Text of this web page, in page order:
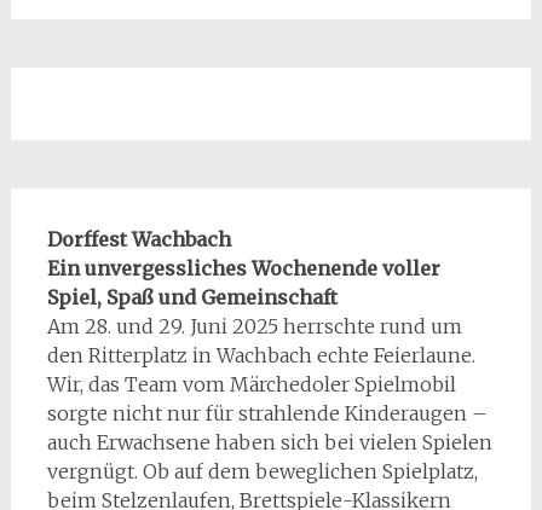
Dorffest Wachbach
Ein unvergessliches Wochenende voller
Spiel, Spaß und Gemeinschaft
Am 28. und 29. Juni 2025 herrschte rund um
den Ritterplatz in Wachbach echte Feierlaune.
Wir, das Team vom Märchedoler Spielmobil
sorgte nicht nur für strahlende Kinderaugen –
auch Erwachsene haben sich bei vielen Spielen
vergnügt. Ob auf dem beweglichen Spielplatz,
beim Stelzenlaufen, Brettspiele-Klassikern